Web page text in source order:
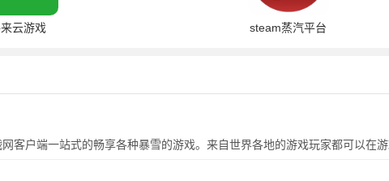
云游戏 steam蒸汽平台
客户端一站式的畅享各种暴雪的游戏。来自世界各地的游戏玩家都可以在